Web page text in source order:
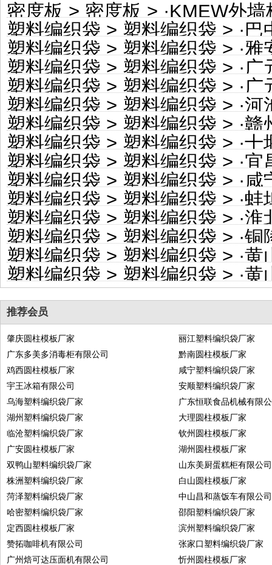
密度板>密度板> ·KMEW外墙板 松
塑料编织袋>塑料编织袋> ·巴
塑料编织袋>塑料编织袋> ·雅安
塑料编织袋>塑料编织袋> ·广
塑料编织袋>塑料编织袋> ·广元
塑料编织袋>塑料编织袋> ·河
塑料编织袋>塑料编织袋> ·赣
塑料编织袋>塑料编织袋> ·十
塑料编织袋>塑料编织袋> ·宜
塑料编织袋>塑料编织袋> ·咸宁
塑料编织袋>塑料编织袋> ·蚌
塑料编织袋>塑料编织袋> ·淮
塑料编织袋>塑料编织袋> ·铜
塑料编织袋>塑料编织袋> ·黄山
塑料编织袋>塑料编织袋> ·黄山
推荐会员
肇庆圆柱模板厂家
丽江塑料编织袋厂家
广东多美多消毒柜有限公司
黔南圆柱模板厂家
鸡西圆柱模板厂家
咸宁塑料编织袋厂家
宇王冰箱有限公司
安顺塑料编织袋厂家
乌海塑料编织袋厂家
广东恒联食品机械有限
湖州塑料编织袋厂家
大理圆柱模板厂家
临沧塑料编织袋厂家
钦州圆柱模板厂家
广安圆柱模板厂家
湖州圆柱模板厂家
双鸭山塑料编织袋厂家
山东美厨蛋糕柜有限公司
株洲塑料编织袋厂家
白山圆柱模板厂家
菏泽塑料编织袋厂家
中山昌和蒸饭车有限公司
哈密塑料编织袋厂家
邵阳塑料编织袋厂家
定西圆柱模板厂家
滨州塑料编织袋厂家
赞拓咖啡机有限公司
张家口塑料编织袋厂家
广州焙可达压面机有限公司
忻州圆柱模板厂家